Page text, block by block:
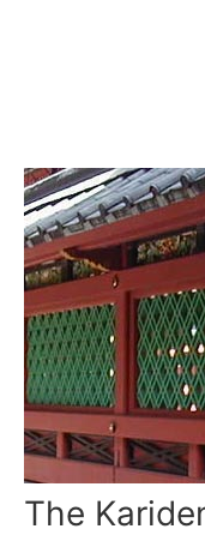
The